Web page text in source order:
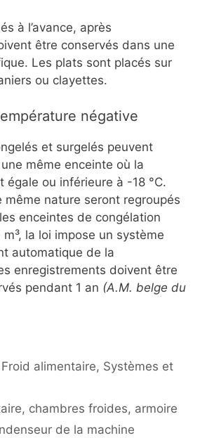
à l’avance, après
être conservés dans une
Les plats sont placés sur
ou clayettes.
négative
et surgelés peuvent
même enceinte où la
égale ou inférieure à -18 °C.
même nature seront regroupés
enceintes de congélation
la loi impose un système
automatique de la
enregistrements doivent être
pendant 1 an (A.M. belge du
Froid alimentaire, Systèmes et
, chambres froides, armoire
de la machine